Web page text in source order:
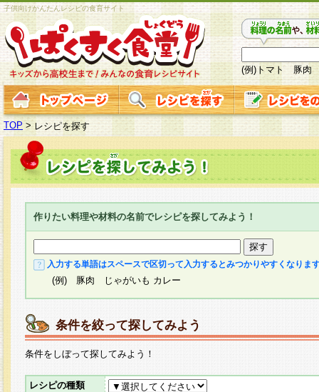
子供向けかんたんレシピの食育サイト
(例)トマト 豚肉
TOP > レシピを探す
作りたい料理や材料の名前でレシピを探してみよう！
入力する単語はスペースで区切って入力するとみつかりやすくなりま
(例) 豚肉 じゃがいも カレー
条件を絞って探してみよう
条件をしぼって探してみよう！
レシピの種類